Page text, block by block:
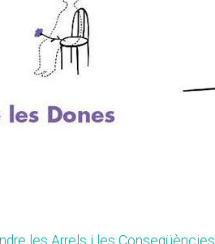
les Arrels i‍ les Conseqüències